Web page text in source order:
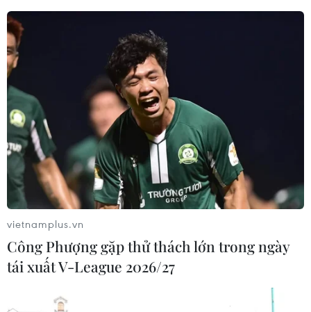
vietnamplus.vn
Công Phượng gặp thử thách lớn trong ngày
tái xuất V-League 2026/27